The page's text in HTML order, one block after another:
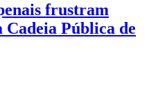
frustram
Cadeia Pública de